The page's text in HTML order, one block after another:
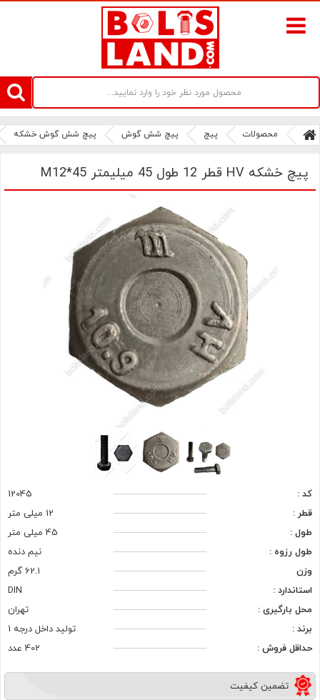
سامانه آنلاین فروش پیچ و مهره های صنعتی بولتز لند | سرزمین پیچ
محصولات پیچ پیچ شش گوش پیچ شش گوش خشکه
پیچ خشکه HV قطر 12 طول 45 میلیمتر M12*45
کد :
12045
قطر :
12 میلی متر
طول :
45 میلی متر
طول رزوه :
نیم دنده
وزن
62.1 گرم
استاندارد :
DIN
محل بارگیری :
تهران
برند :
تولید داخل درجه 1
حداقل فروش :
402 عدد
تضمین کیفیت